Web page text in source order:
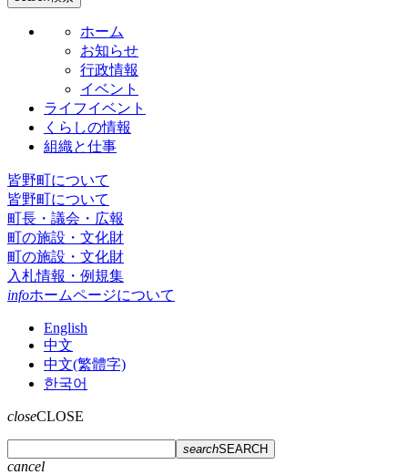
ホーム
お知らせ
行政情報
イベント
ライフイベント
くらしの情報
組織と仕事
皆野町について
皆野町について
町長・議会・広報
町の施設・文化財
町の施設・文化財
入札情報・例規集
infoホームページについて
English
中文
中文(繁體字)
한국어
closeCLOSE
searchSEARCH
cancel